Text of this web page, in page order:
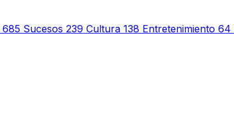
685 Sucesos 239 Cultura 138 Entretenimiento 64